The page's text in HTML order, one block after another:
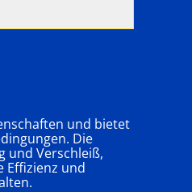
und bietet
Die
und Verschleiß,
Effizienz und